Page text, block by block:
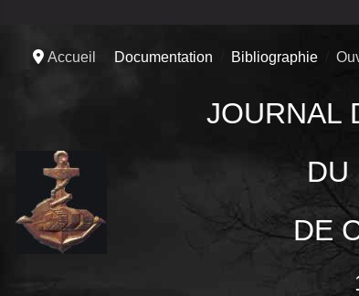
Accueil Documentation Bibliographie
JOURNAL
DU
DE